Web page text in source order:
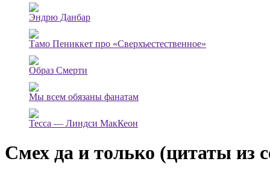
Эндрю Данбар
Тамо Пениккет про «Сверхъестественное»
Образ Смерти
Мы всем обязаны фанатам
Тесса — Линдси МакКеон
Смех да и только (цитаты из